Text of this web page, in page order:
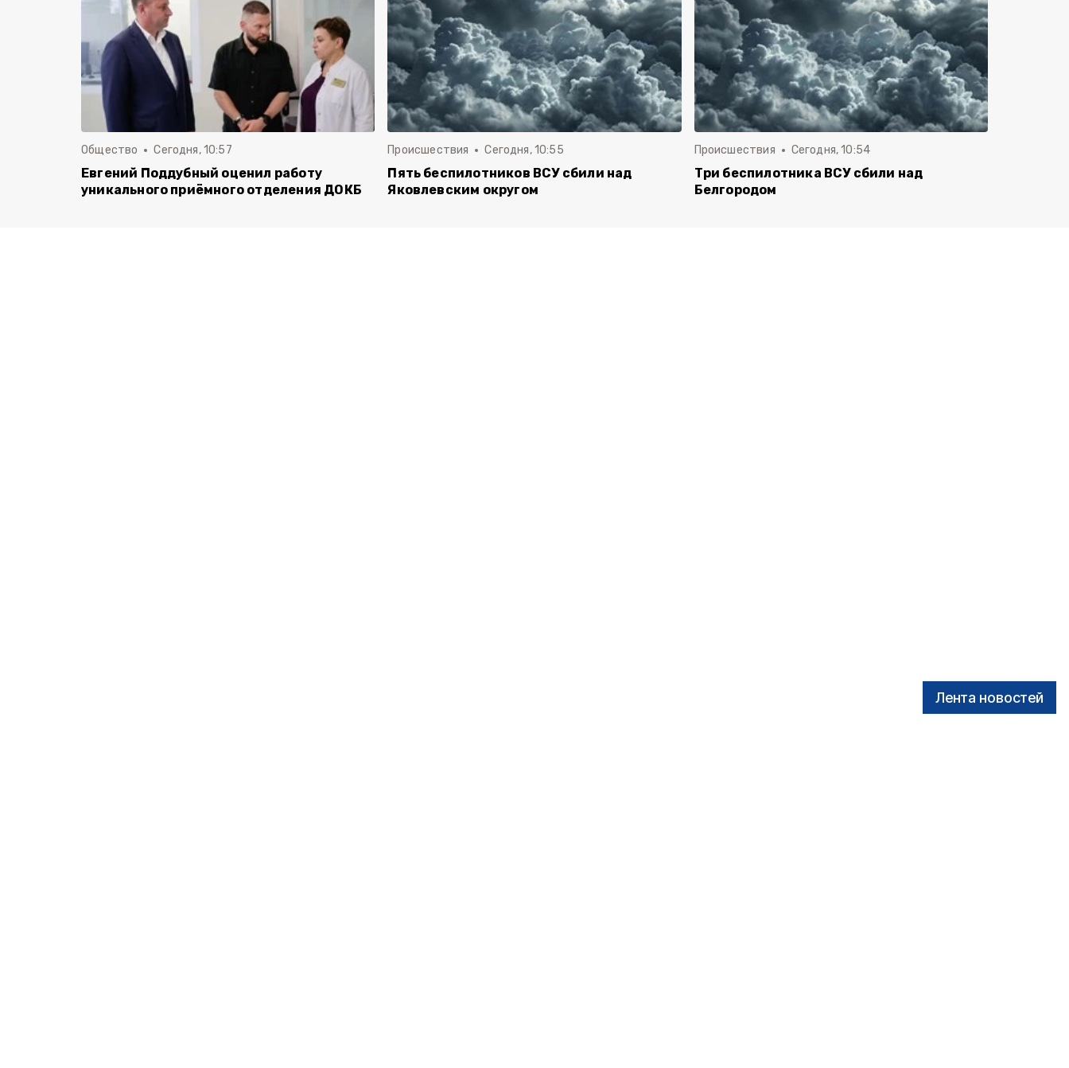
Лента новостей
Общество Сегодня, 10:57
Евгений Поддубный оценил работу
уникального приёмного отделения ДОКБ
Происшествия Сегодня, 10:55
Пять беспилотников ВСУ сбили над
Яковлевским округом
Происшествия Сегодня, 10:54
Три беспилотника ВСУ сбили над
Белгородом